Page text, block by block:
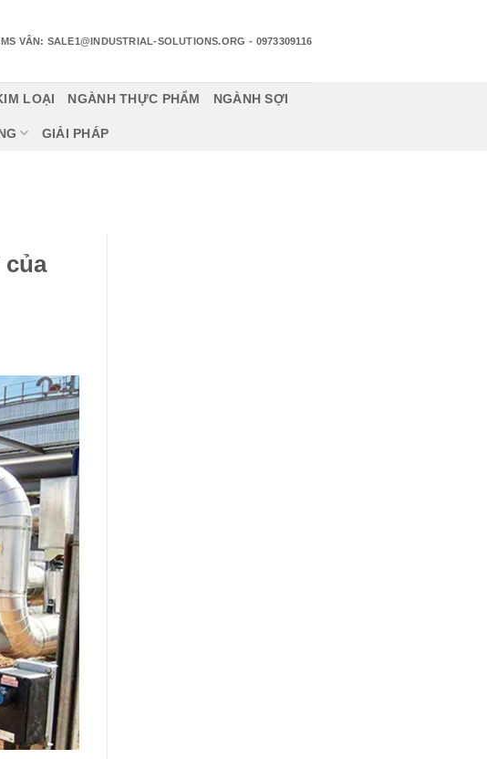
MS VÂN: SALE1@INDUSTRIAL-SOLUTIONS.ORG - 0973309116
LOẠI NGÀNH THỰC PHẨM NGÀNH SỢI
GIẢI PHÁP
của